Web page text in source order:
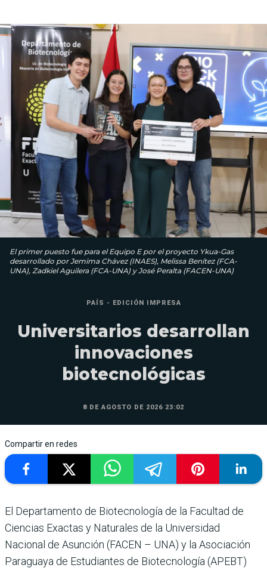
El primer puesto fue para el Equipo E por el proyecto Ykua-Gas
desarrollado por Jemima Chávez (INAES), Melissa Benítez (FCA-
UNA), Zadkiel Aguilera (FCA-UNA) y José Peralta (FACEN-UNA)
PAÍS - EDICIÓN IMPRESA
Universitarios desarrollan
innovaciones
biotecnológicas
8 DE AGOSTO DE 2026 23:02
Compartir en redes
El Departamento de Biotecnología de la Facultad de
Ciencias Exactas y Naturales de la Universidad
Nacional de Asunción (FACEN – UNA) y la Asociación
Paraguaya de Estudiantes de Biotecnología (APEBT)